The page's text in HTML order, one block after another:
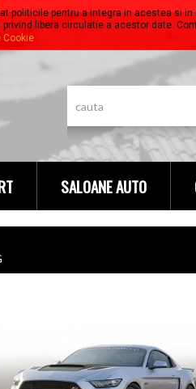
SALOANE AUTO
politicile pentru a integra in acestea si
libera circulatie a acestor date.
Cookie